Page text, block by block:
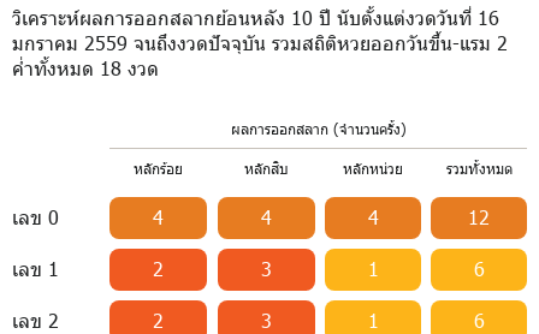
วิเคราะห์ผลการออกสลากย้อนหลัง 10 ปี นับตั้งแต่งวดวันที่ 16
มกราคม 2559 จนถึงงวดปัจจุบัน รวมสถิติหวยออกวันขึ้น-แรม 2
ค่ำทั้งหมด 18 งวด
ผลการออกสลาก (จำนวนครั้ง)
หลักร้อย หลักสิบ หลักหน่วย รวมทั้งหมด
เลข 0 4 4 4 12
เลข 1 2 3 1 6
เลข 2 2 3 1 6